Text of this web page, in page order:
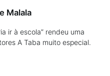
Malala
ir à escola” rendeu uma
A Taba muito especial.